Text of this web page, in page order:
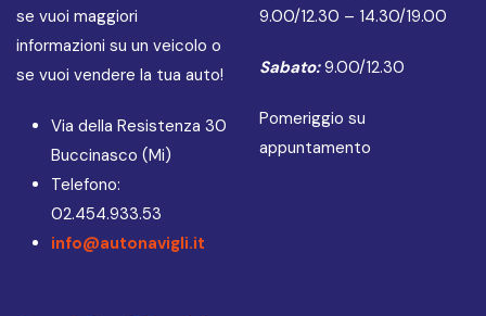
se vuoi maggiori
informazioni su un veicolo o
se vuoi vendere la tua auto!
Via della Resistenza 30
Buccinasco (Mi)
Telefono:
02.454.933.53
info@autonavigli.it
9.00/12.30 – 14.30/19.00
Sabato:9.00/12.30
Pomeriggio su
appuntamento